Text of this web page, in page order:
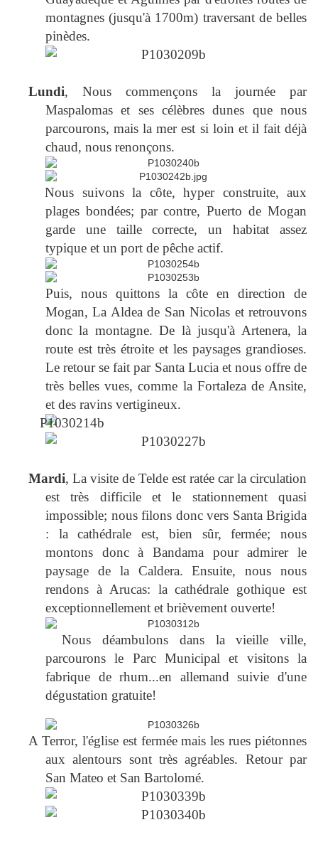
montagnes (jusqu'à 1700m) traversant de belles
pinèdes.
Lundi, Nous commençons la journée par
Maspalomas et ses célèbres dunes que nous
parcourons, mais la mer est si loin et il fait déjà
chaud, nous renonçons.
Nous suivons la côte, hyper construite, aux
plages bondées; par contre, Puerto de Mogan
garde une taille correcte, un habitat assez
typique et un port de pêche actif.
Puis, nous quittons la côte en direction de
Mogan, La Aldea de San Nicolas et retrouvons
donc la montagne. De là jusqu'à Artenera, la
route est très étroite et les paysages grandioses.
Le retour se fait par Santa Lucia et nous offre de
très belles vues, comme la Fortaleza de Ansite,
et des ravins vertigineux.
Mardi, La visite de Telde est ratée car la circulation
est très difficile et le stationnement quasi
impossible; nous filons donc vers Santa Brigida
: la cathédrale est, bien sûr, fermée; nous
montons donc à Bandama pour admirer le
paysage de la Caldera. Ensuite, nous nous
rendons à Arucas: la cathédrale gothique est
exceptionnellement et brièvement ouverte!
Nous déambulons dans la vieille ville,
parcourons le Parc Municipal et visitons la
fabrique de rhum...en allemand suivie d'une
dégustation gratuite!
A Terror, l'église est fermée mais les rues piétonnes
aux alentours sont très agréables. Retour par
San Mateo et San Bartolomé.